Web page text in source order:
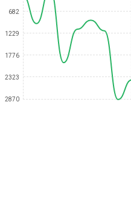
682
1229
1776
2323
2870